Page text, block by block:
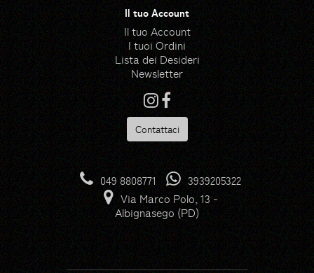
Il tuo Account
Il tuo Account
I tuoi Ordini
Lista dei Desideri
Newsletter
Contattaci
Hedge icons created by
photo3idea_studio - Flaticon
Gloves icons created by
max.icons - Flaticon
049 8808771
3939205322
Via Marco Polo, 13 -
Albignasego (PD)